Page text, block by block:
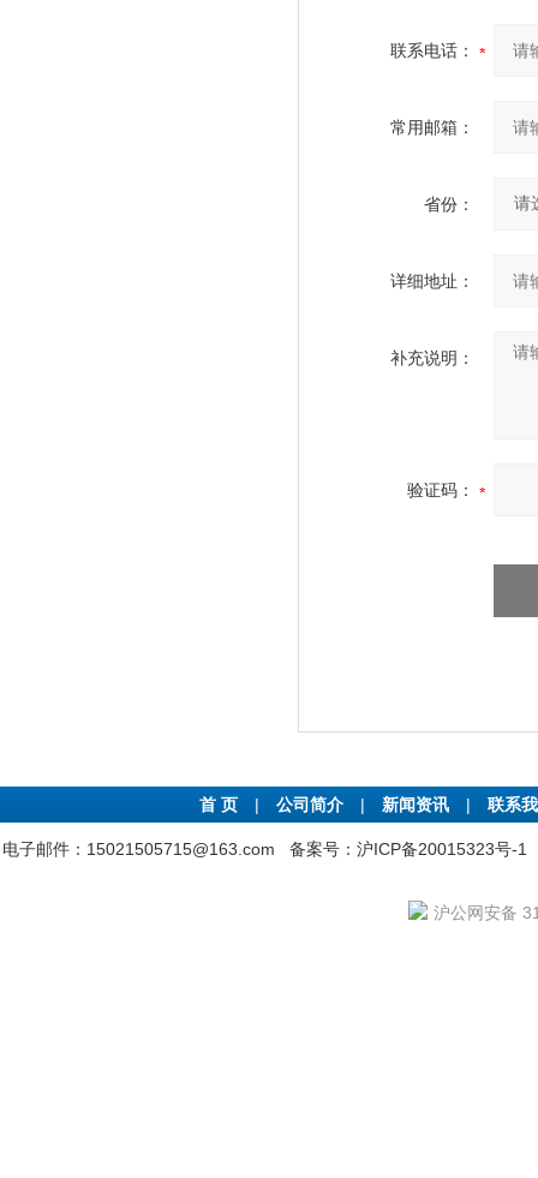
联系电话：
常用邮箱：
省份：
详细地址：
补充说明：
验证码：
首 页 | 公司简介 | 新闻资讯 | 联系
电子邮件：15021505715@163.com 备案号：沪ICP备20015323号-1
沪公网安备